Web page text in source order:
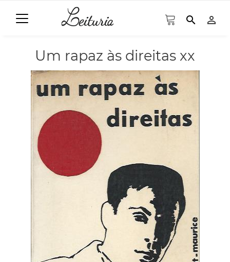
search person_outline
Um rapaz às direitas xx